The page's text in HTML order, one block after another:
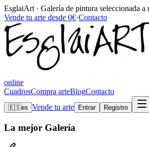
EsglaiArt · Galería de pintura seleccionada a
Vende tu arte desde 0€·Contacto
online
CuadrosCompra arteBlogContacto
🇪🇸es Vende tu arte Entrar Registro
La mejor Galería